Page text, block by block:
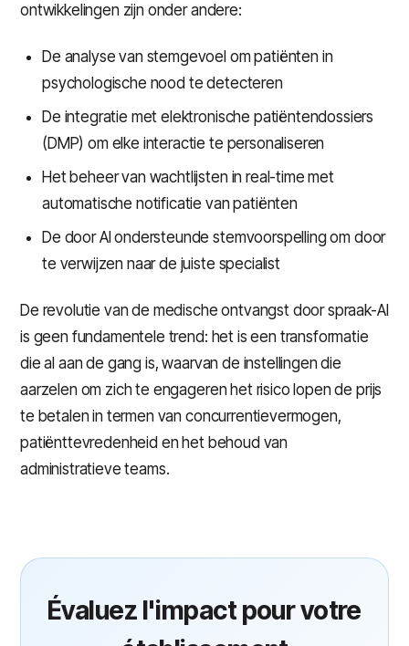
ontwikkelingen zijn onder andere:
De analyse van stemgevoel om patiënten in
psychologische nood te detecteren
De integratie met elektronische patiëntendossiers
(DMP) om elke interactie te personaliseren
Het beheer van wachtlijsten in real-time met
automatische notificatie van patiënten
De door AI ondersteunde stemvoorspelling om door
te verwijzen naar de juiste specialist
De revolutie van de medische ontvangst door spraak-AI
is geen fundamentele trend: het is een transformatie
die al aan de gang is, waarvan de instellingen die
aarzelen om zich te engageren het risico lopen de prijs
te betalen in termen van concurrentievermogen,
patiënttevredenheid en het behoud van
administratieve teams.
Évaluez l'impact pour votre